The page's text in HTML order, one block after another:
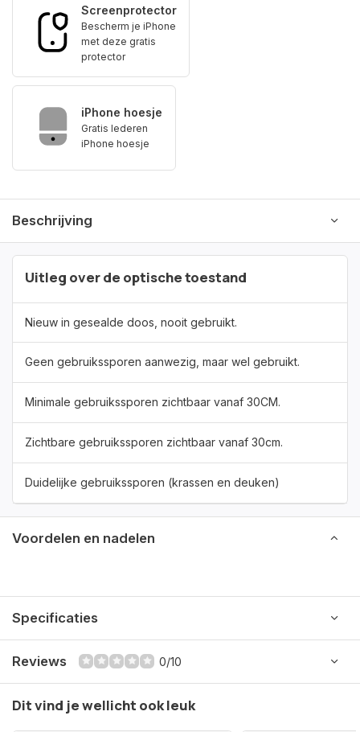
Screenprotector
Bescherm je iPhone
met deze gratis
protector
iPhone hoesje
Gratis lederen
iPhone hoesje
Beschrijving
Uitleg over de optische toestand
Nieuw in gesealde doos, nooit gebruikt.
Geen gebruikssporen aanwezig, maar wel gebruikt.
Minimale gebruikssporen zichtbaar vanaf 30CM.
Zichtbare gebruikssporen zichtbaar vanaf 30cm.
Duidelijke gebruikssporen (krassen en deuken)
Voordelen en nadelen
Specificaties
Reviews 0/10
Dit vind je wellicht ook leuk